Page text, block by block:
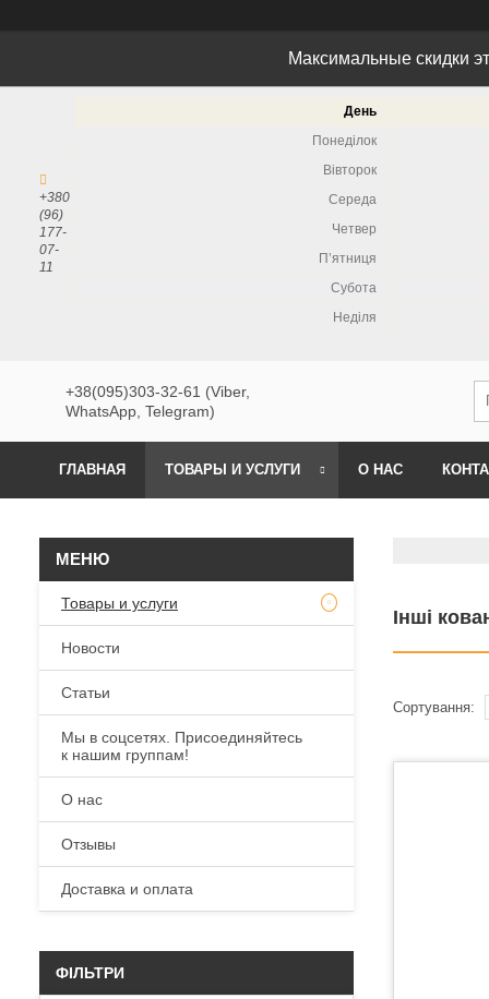
Максимальные скидки
+380
(96)
177-
07-
11
День
Понеділок
Вівторок
Середа
Четвер
Пʼятниця
Субота
Неділя
+38(095)303-32-61 (Viber,
WhatsApp, Telegram)
ГЛАВНАЯ ТОВАРЫ И УСЛУГИ О НАС
Інші
Товары и услуги
Новости
Статьи
Мы в соцсетях. Присоединяйтесь
к нашим группам!
О нас
Отзывы
Доставка и оплата
ФІЛЬТРИ